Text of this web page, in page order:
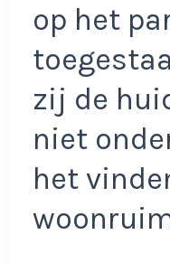
op het
zij de
niet
het